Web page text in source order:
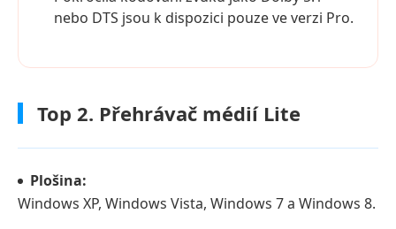
nebo DTS jsou k dispozici pouze ve verzi Pro.
Top 2. Přehrávač médií Lite
Plošina:
Windows XP, Windows Vista, Windows 7 a Windows 8.